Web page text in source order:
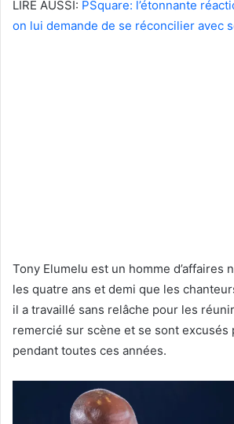
LIRE AUSSI: PSquare: l’étonnante
on lui demande de se réconcilier avec
Tony Elumelu est un homme d’affaires
les quatre ans et demi que les
il a travaillé sans relâche pour les
remercié sur scène et se sont excusés
pendant toutes ces années.